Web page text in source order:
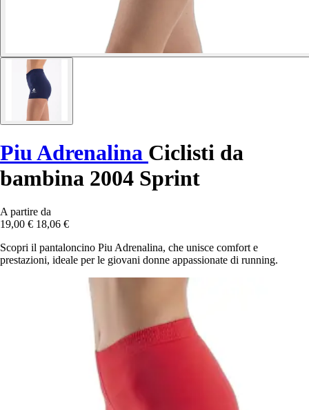
Piu Adrenalina Ciclisti da
bambina 2004 Sprint
A partire da
19,00 € 18,06 €
Scopri il pantaloncino Piu Adrenalina, che unisce comfort e
prestazioni, ideale per le giovani donne appassionate di running.